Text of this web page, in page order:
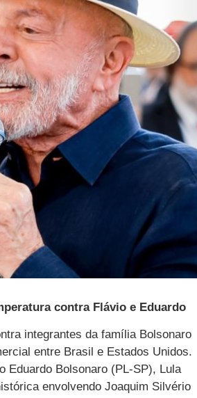
contra Flávio e Eduardo
integrantes da família Bolsonaro
entre Brasil e Estados Unidos.
Eduardo Bolsonaro (PL-SP), Lula
envolvendo Joaquim Silvério